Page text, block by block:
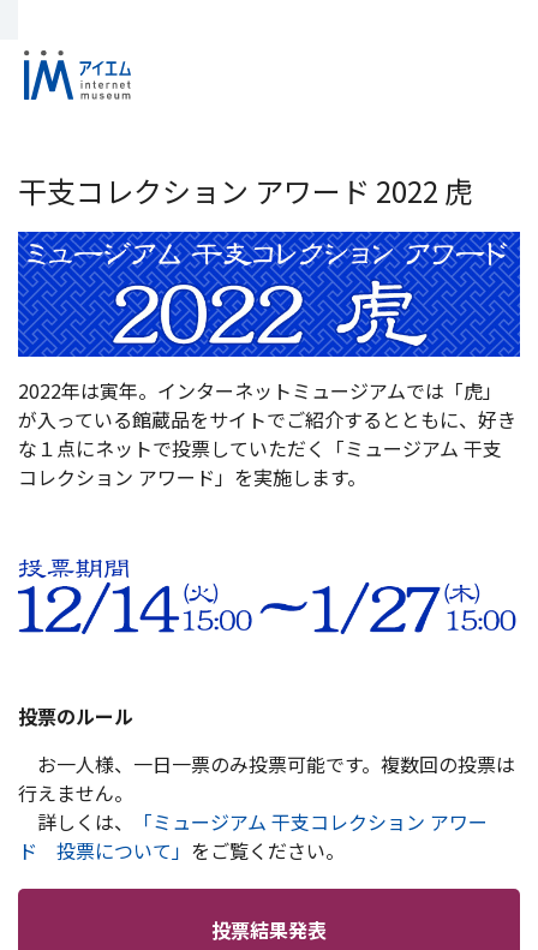
干支コレクション アワード 2022 虎
2022年は寅年。インターネットミュージアムでは「虎」
が入っている館蔵品をサイトでご紹介するとともに、好き
な１点にネットで投票していただく「ミュージアム 干支
コレクション アワード」を実施します。
投票のルール
お一人様、一日一票のみ投票可能です。複数回の投票は
行えません。
詳しくは、
「ミュージアム 干支コレクション アワー
ド 投票について」 をご覧ください。
投票結果発表